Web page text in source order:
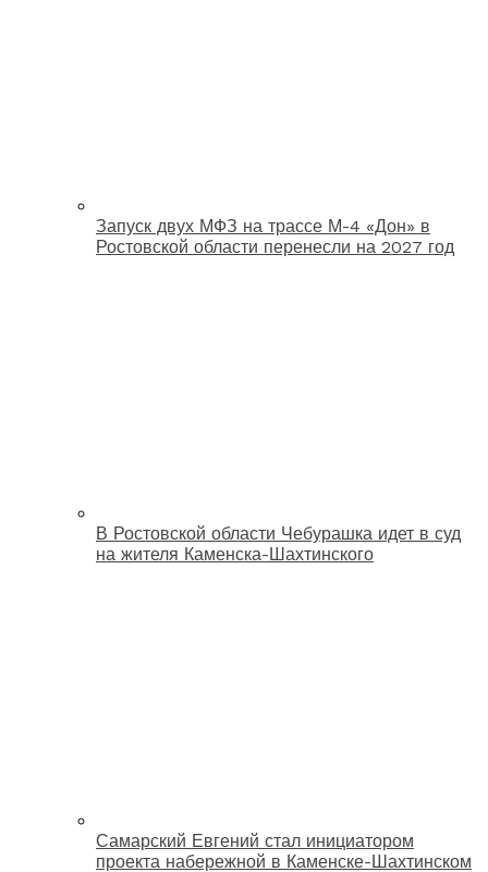
Запуск двух МФЗ на трассе М-4 «Дон» в
Ростовской области перенесли на 2027 год
В Ростовской области Чебурашка идет в суд
на жителя Каменска-Шахтинского
Самарский Евгений стал инициатором
проекта набережной в Каменске-Шахтинском